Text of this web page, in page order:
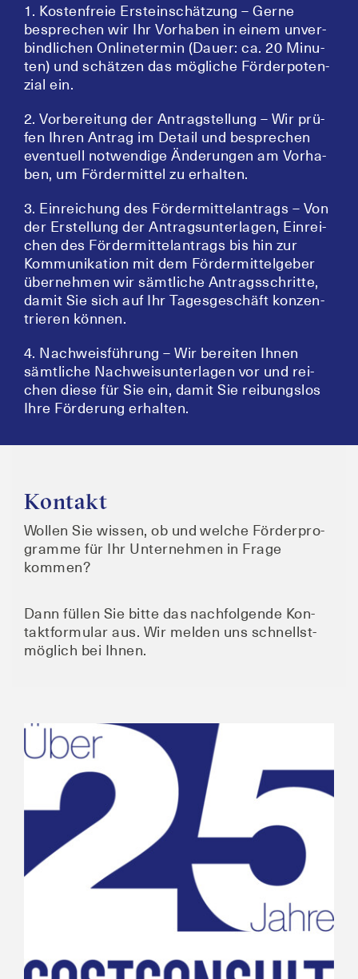
1. Kos­ten­freie Erst­ein­schät­zung – Ger­ne
bespre­chen wir Ihr Vor­ha­ben in einem unver­
bind­li­chen Online­ter­min (Dau­er: ca. 20 Minu­
ten) und schät­zen das mög­li­che För­der­po­ten­
zi­al ein.
2. Vor­be­rei­tung der Antrag­stel­lung – Wir prü­
fen Ihren Antrag im Detail und bespre­chen
even­tu­ell not­wen­di­ge Ände­run­gen am Vor­ha­
ben, um För­der­mit­tel zu erhalten.
3. Ein­rei­chung des För­der­mit­tel­an­trags – Von
der Erstel­lung der Antrags­un­ter­la­gen, Ein­rei­
chen des För­der­mit­tel­an­trags bis hin zur
Kom­mu­ni­ka­ti­on mit dem För­der­mit­tel­ge­ber
über­neh­men wir sämt­li­che Antrags­schrit­te,
damit Sie sich auf Ihr Tages­ge­schäft kon­zen­
trie­ren können.
4. Nach­weis­füh­rung – Wir berei­ten Ihnen
sämt­li­che Nach­weis­un­ter­la­gen vor und rei­
chen die­se für Sie ein, damit Sie rei­bungs­los
Ihre För­de­rung erhalten.
Kontakt
Wol­len Sie wis­sen, ob und wel­che För­der­pro­
gram­me für Ihr Unter­neh­men in Fra­ge
kommen?
Dann fül­len Sie bit­te das nach­fol­gen­de Kon­
takt­for­mu­lar aus. Wir mel­den uns schnellst­
mög­lich bei Ihnen.